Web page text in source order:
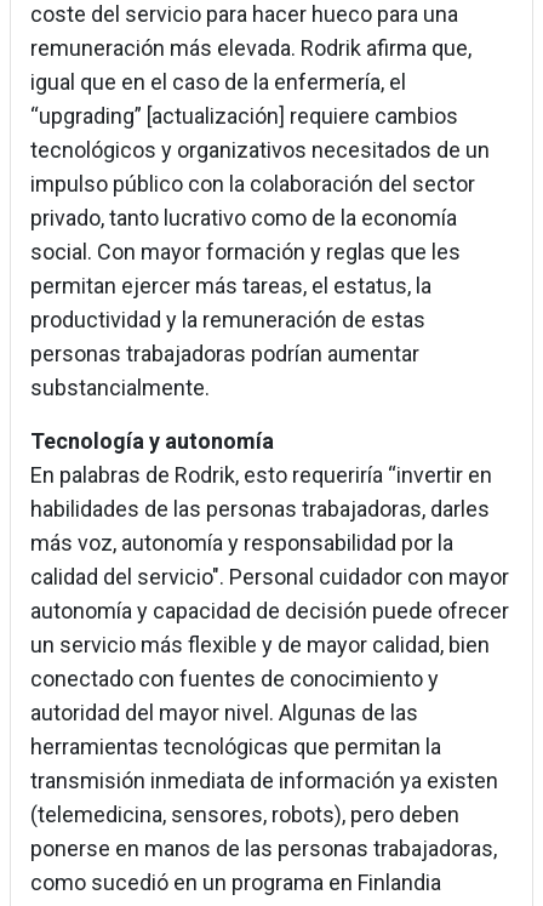
coste del servicio para hacer hueco para una
remuneración más elevada. Rodrik afirma que,
igual que en el caso de la enfermería, el
“upgrading” [actualización] requiere cambios
tecnológicos y organizativos necesitados de un
impulso público con la colaboración del sector
privado, tanto lucrativo como de la economía
social. Con mayor formación y reglas que les
permitan ejercer más tareas, el estatus, la
productividad y la remuneración de estas
personas trabajadoras podrían aumentar
substancialmente.
Tecnología y autonomía
En palabras de Rodrik, esto requeriría “invertir en
habilidades de las personas trabajadoras, darles
más voz, autonomía y responsabilidad por la
calidad del servicio". Personal cuidador con mayor
autonomía y capacidad de decisión puede ofrecer
un servicio más flexible y de mayor calidad, bien
conectado con fuentes de conocimiento y
autoridad del mayor nivel. Algunas de las
herramientas tecnológicas que permitan la
transmisión inmediata de información ya existen
(telemedicina, sensores, robots), pero deben
ponerse en manos de las personas trabajadoras,
como sucedió en un programa en Finlandia